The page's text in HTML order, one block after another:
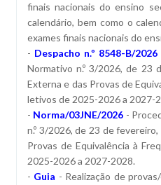
finais nacionais do ensino
calendário, bem como o
exames finais nacionais do
- Despacho n.º 8548-B/2026
Normativo n.º 3/2026, de 23
Externa e das Provas de
letivos de 2025-2026 a 2027-
- Norma/03JNE/2026 -
n.º 3/2026, de 23 de
Provas de Equivalência à
2025-2026 a 2027-2028.
- Guia - Realização de